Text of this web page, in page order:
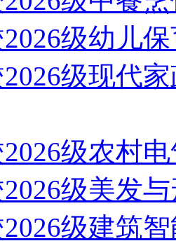
级幼儿
级现代
级农村
级美发
级建筑